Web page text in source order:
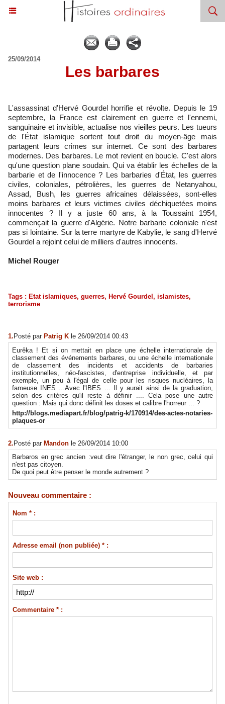
25/09/2014
Les barbares
L'assassinat d'Hervé Gourdel horrifie et révolte. Depuis le 19
septembre, la France est clairement en guerre et l'ennemi,
sanguinaire et invisible, actualise nos vieilles peurs. Les tueurs
de l'État islamique sortent tout droit du moyen-âge mais
partagent leurs crimes sur internet. Ce sont des barbares
modernes. Des barbares. Le mot revient en boucle. C'est alors
qu'une question plane soudain. Qui va établir les échelles de la
barbarie et de l'innocence ? Les barbaries d'État, les guerres
civiles, coloniales, pétrolières, les guerres de Netanyahou,
Assad, Bush, les guerres africaines délaissées, sont-elles
moins barbares et leurs victimes civiles déchiquetées moins
innocentes ? Il y a juste 60 ans, à la Toussaint 1954,
commençait la guerre d'Algérie. Notre barbarie coloniale n'est
pas si lointaine. Sur la terre martyre de Kabylie, le sang d'Hervé
Gourdel a rejoint celui de milliers d'autres innocents.
Michel Rouger
Tags : Etat islamiques, guerres, Hervé Gourdel , islamistes,
terrorisme
1. Posté par Patrig K le 26/09/2014 00:43
Eurêka ! Et si on mettait en place une échelle internationale de
classement des événements barbares, ou une échelle internationale
de classement des incidents et accidents de barbaries
institutionnelles, néo-fascistes, d'entreprise individuelle, et par
exemple, un peu à l'égal de celle pour les risques nucléaires, la
fameuse INES ...Avec l'IBES ... Il y aurait ainsi de la graduation,
selon des critères qu'il reste à définir .... Cela pose une autre
question : Mais qui donc définit les doses et calibre l'horreur ... ?
http://blogs.mediapart.fr/blog/patrig-k/170914/des-actes-notaries-
plaques-or
2.Posté par Mandon le 26/09/2014 10:00
Barbaros en grec ancien :veut dire l'étranger, le non grec, celui qui
n'est pas citoyen.
De quoi peut être penser le monde autrement ?
Nouveau commentaire :
Nom * :
Adresse email (non publiée) * :
Site web :
Commentaire * :